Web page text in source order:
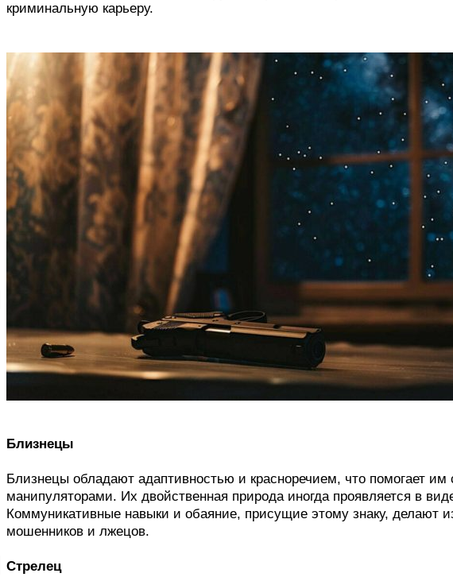
криминальную карьеру.
Близнецы
Близнецы обладают адаптивностью и красноречием, что помогает им
манипуляторами. Их двойственная природа иногда проявляется в
Коммуникативные навыки и обаяние, присущие этому знаку, делают
мошенников и лжецов.
Стрелец